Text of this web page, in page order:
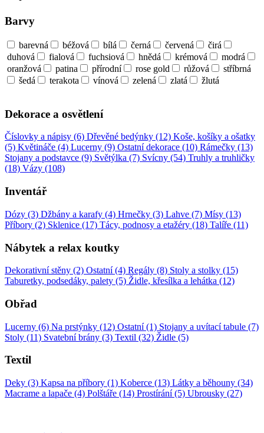
Barvy
barevná béžová bílá černá červená
čirá
duhová
fialová fuchsiová hnědá krémová
modrá
oranžová
patina přírodní rose gold růžová
stříbrná
šedá
terakota vínová zelená zlatá žlutá
Dekorace a osvětlení
Číslovky a nápisy (6) Dřevěné bedýnky (12) Koše, košíky a ošatky
(5) Květináče (4) Lucerny (9) Ostatní dekorace (10) Rámečky (13)
Stojany a podstavce (9) Světýlka (7) Svícny (54) Truhly a truhličky
(18) Vázy (108)
Inventář
Dózy (3) Džbány a karafy (4) Hrnečky (3) Lahve (7) Mísy (13)
Příbory (2) Sklenice (17) Tácy, podnosy a etažéry (18) Talíře (11)
Nábytek a relax koutky
Dekorativní stěny (2) Ostatní (4) Regály (8) Stoly a stolky (15)
Taburetky, podsedáky, palety (5) Židle, křesílka a lehátka (12)
Obřad
Lucerny (6) Na prstýnky (12) Ostatní (1) Stojany a uvítací tabule (7)
Stoly (11) Svatební brány (3) Textil (32) Židle (5)
Textil
Deky (3) Kapsa na příbory (1) Koberce (13) Látky a běhouny (34)
Macrame a lapače (4) Polštáře (14) Prostírání (5) Ubrousky (27)